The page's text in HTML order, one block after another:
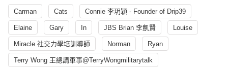
Carman Cats Connie 李玥穎 - Founder of Drip39
Elaine Gary In JBS Brian 李凱賢 Louise
Miracle 社交力學培訓導師 Norman Ryan
Terry Wong 王總講軍事@TerryWongmilitarytalk